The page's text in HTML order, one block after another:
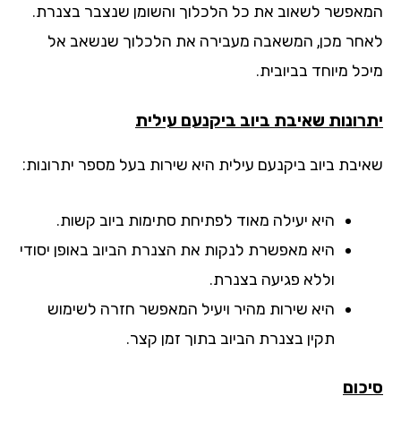
לשאוב את כל הלכלוך והשומן שנצבר בצנרת.
מכן, המשאבה מעבירה את הלכלוך שנשאב אל
מיוחד בביובית.
שאיבת ביוב ביקנעם עילית
ביוב ביקנעם עילית היא שירות בעל מספר יתרונות:
היא יעילה מאוד לפתיחת סתימות ביוב קשות.
היא מאפשרת לנקות את הצנרת הביוב באופן יסודי
וללא פגיעה בצנרת.
היא שירות מהיר ויעיל המאפשר חזרה לשימוש
תקין בצנרת הביוב בתוך זמן קצר.